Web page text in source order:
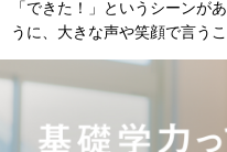
「できた！」というシーンが
うに、大きな声や笑顔で言う